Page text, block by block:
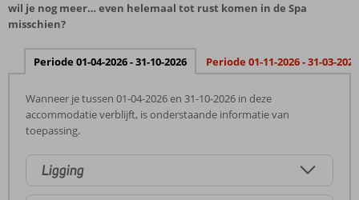
wil je nog meer… even helemaal tot rust komen in de Spa
misschien?
Periode 01-04-2026 - 31-10-2026 Periode 01-11-2026 - 31-03-2027
Wanneer je tussen 01-04-2026 en 31-10-2026 in deze
accommodatie verblijft, is onderstaande informatie van
toepassing.
Ligging